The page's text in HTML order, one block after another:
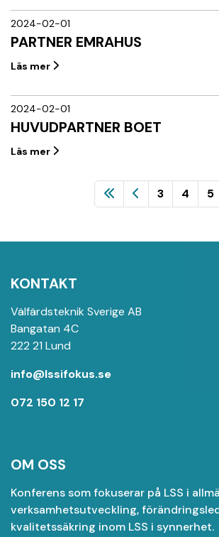
2024-02-01
PARTNER EMRAHUS
Läs mer
2024-02-01
HUVUDPARTNER BOET
Läs mer
3 4 5
KONTAKT
Välfärdsteknik Sverige AB
Bangatan 4C
222 21 Lund
info@lssifokus.se
072 150 12 17
OM OSS
Konferens som fokuserar på LSS i
verksamhetsutveckling,
kvalitetssäkring inom LSS i synnerhet.